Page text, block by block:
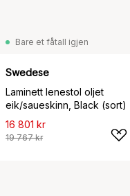
Bare et fåtall igjen
Swedese
Laminett lenestol oljet
eik/saueskinn, Black (sort)
16 801 kr
19 767 kr